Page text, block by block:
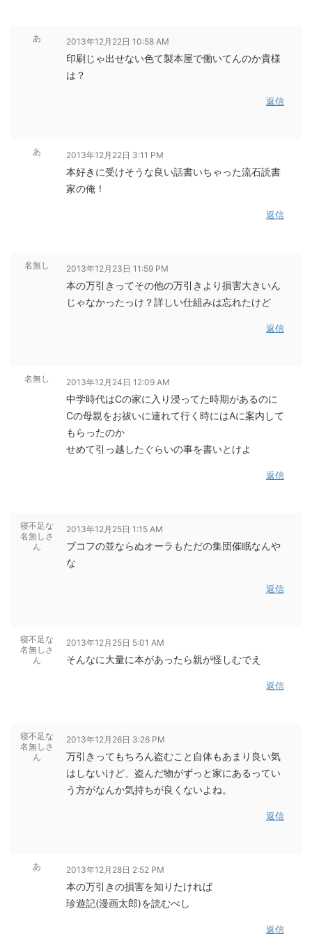
あ 2013年12月22日 10:58 AM
印刷じゃ出せない色て製本屋で働いてんのか貴様
は？
返信
あ 2013年12月22日 3:11 PM
本好きに受けそうな良い話書いちゃった流石読書
家の俺！
返信
名無し 2013年12月23日 11:59 PM
本の万引きってその他の万引きより損害大きいん
じゃなかったっけ？詳しい仕組みは忘れたけど
返信
名無し 2013年12月24日 12:09 AM
中学時代はCの家に入り浸ってた時期があるのに
Cの母親をお祓いに連れて行く時にはAに案内して
もらったのか
せめて引っ越したぐらいの事を書いとけよ
返信
寝不足な
名無しさ
ん
2013年12月25日 1:15 AM
ブコフの並ならぬオーラもただの集団催眠なんや
な
返信
寝不足な
名無しさ
ん
2013年12月25日 5:01 AM
そんなに大量に本があったら親が怪しむでえ
返信
寝不足な
名無しさ
ん
2013年12月26日 3:26 PM
万引きってもちろん盗むこと自体もあまり良い気
はしないけど、盗んだ物がずっと家にあるってい
う方がなんか気持ちが良くないよね。
返信
あ 2013年12月28日 2:52 PM
本の万引きの損害を知りたければ
珍遊記(漫画太郎)を読むべし
返信